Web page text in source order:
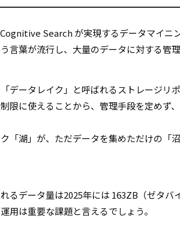
Search が実現するデータマイニ
言葉が流行し、大量のデータに対する管
データレイク」と呼ばれるストレージリ
限に使えることから、管理手段を定めず
「湖」が、ただデータを集めただけの「
るデータ量は2025年には 163ZB（ゼタ
用は重要な課題と言えるでしょう。